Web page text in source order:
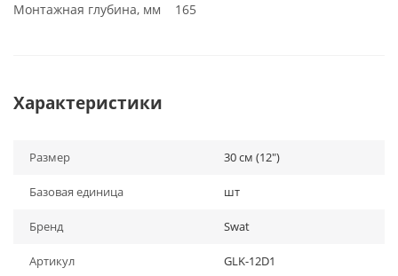
Монтажная глубина, мм 165
Характеристики
Размер 30 см (12")
Базовая единица шт
Бренд Swat
Артикул GLK-12D1